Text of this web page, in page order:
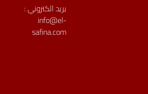
بريد الكتروني :
info@el-
safina.com